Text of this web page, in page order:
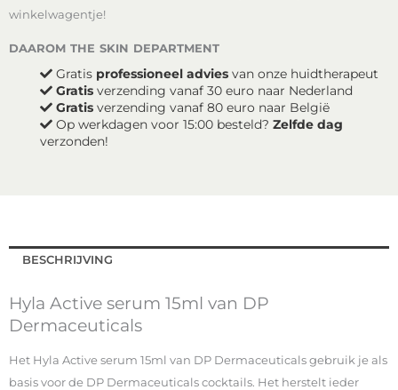
winkelwagentje!
daarom the skin department
Gratis professioneel advies van onze huidtherapeut
Gratis verzending vanaf 30 euro naar Nederland
Gratis verzending vanaf 80 euro naar België
Op werkdagen voor 15:00 besteld? Zelfde dag
verzonden!
BESCHRIJVING
Hyla Active serum 15ml van DP
Dermaceuticals
Het Hyla Active serum 15ml van DP Dermaceuticals gebruik je als
basis voor de DP Dermaceuticals cocktails. Het herstelt ieder